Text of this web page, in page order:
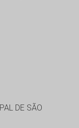
DE SÃO